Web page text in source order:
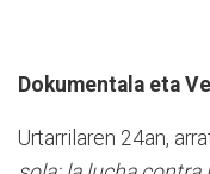
Dokumentala eta
Urtarrilaren 24an,